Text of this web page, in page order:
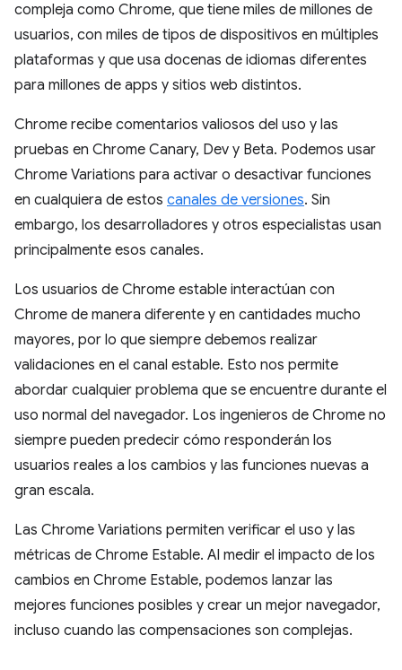
compleja como Chrome, que tiene miles de millones de
usuarios, con miles de tipos de dispositivos en múltiples
plataformas y que usa docenas de idiomas diferentes
para millones de apps y sitios web distintos.
Chrome recibe comentarios valiosos del uso y las
pruebas en Chrome Canary, Dev y Beta. Podemos usar
Chrome Variations para activar o desactivar funciones
en cualquiera de estos canales de versiones. Sin
embargo, los desarrolladores y otros especialistas usan
principalmente esos canales.
Los usuarios de Chrome estable interactúan con
Chrome de manera diferente y en cantidades mucho
mayores, por lo que siempre debemos realizar
validaciones en el canal estable. Esto nos permite
abordar cualquier problema que se encuentre durante el
uso normal del navegador. Los ingenieros de Chrome no
siempre pueden predecir cómo responderán los
usuarios reales a los cambios y las funciones nuevas a
gran escala.
Las Chrome Variations permiten verificar el uso y las
métricas de Chrome Estable. Al medir el impacto de los
cambios en Chrome Estable, podemos lanzar las
mejores funciones posibles y crear un mejor navegador,
incluso cuando las compensaciones son complejas.